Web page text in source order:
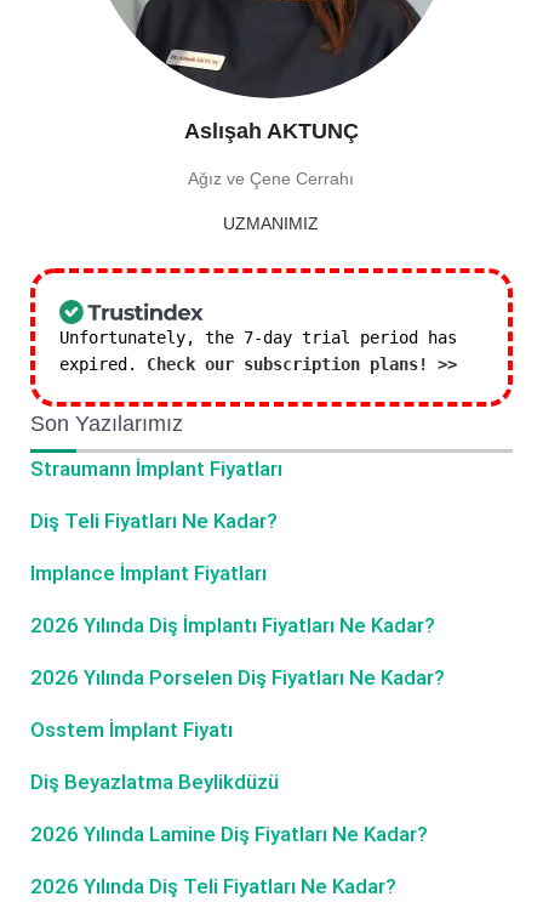
Aslışah AKTUNÇ
Ağız ve Çene Cerrahı
UZMANIMIZ
Unfortunately, the 7-day trial period has
expired. Check our subscription plans! >>
Son Yazılarımız
Straumann İmplant Fiyatları
Diş Teli Fiyatları Ne Kadar?
Implance İmplant Fiyatları
2026 Yılında Diş İmplantı Fiyatları Ne Kadar?
2026 Yılında Porselen Diş Fiyatları Ne Kadar?
Osstem İmplant Fiyatı
Diş Beyazlatma Beylikdüzü
2026 Yılında Lamine Diş Fiyatları Ne Kadar?
2026 Yılında Diş Teli Fiyatları Ne Kadar?